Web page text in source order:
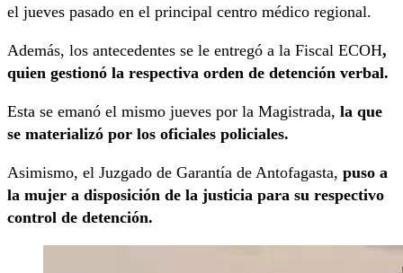
el jueves pasado en el principal centro médico regional.
Además, los antecedentes se le entregó a la Fiscal ECOH,
quien gestionó la respectiva orden de detención verbal.
Esta se emanó el mismo jueves por la Magistrada, la que
se materializó por los oficiales policiales.
Asimismo, el Juzgado de Garantía de Antofagasta, puso a
la mujer a disposición de la justicia para su respectivo
control de detención.